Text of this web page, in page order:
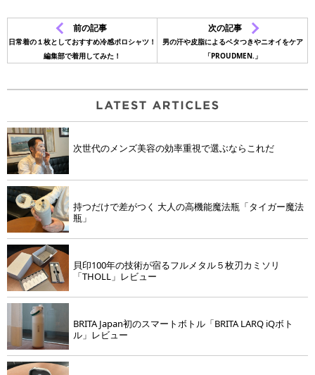
前の記事
日常着の１枚としておすすめ冷感ポロシャツ！
編集部で着用してみた！
次の記事
男の汗や皮脂によるベタつきやニオイをケア
「PROUDMEN.」
次世代のメンズ美容の効率重視で選ぶならこれだ
持つだけで差がつく 大人の高機能魔法瓶「タイガー魔法
瓶」
貝印100年の技術が宿るフルメタル５枚刃カミソリ
「THOLL」レビュー
BRITA Japan初のスマートボトル「BRITA LARQ iQボト
ル」レビュー